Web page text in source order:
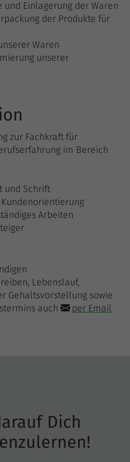
Einlagerung der Waren
der Produkte für
Waren
unserer
zur Fachkraft für
im Bereich
und Schrift
Arbeiten
Lebenslauf,
Gehaltsvorstellung sowie
auch
per Email
Dich